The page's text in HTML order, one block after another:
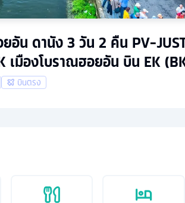
ยอัน ดานัง 3 วัน 2 คืน PV-
เมืองโบราณฮอยอัน บิน EK
บินตรง